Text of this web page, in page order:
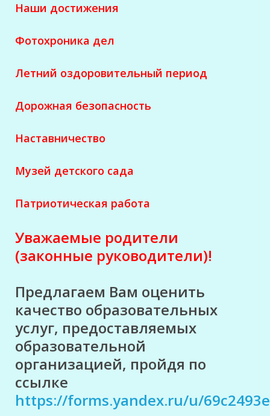
Наши достижения
Фотохроника дел
Летний оздоровительный период
Дорожная безопасность
Наставничество
Музей детского сада
Патриотическая работа
Уважаемые родители
(законные руководители)!
Предлагаем Вам оценить
качество образовательных
услуг, предоставляемых
образовательной
организацией, пройдя по
ссылке
https://forms.yandex.ru/u/